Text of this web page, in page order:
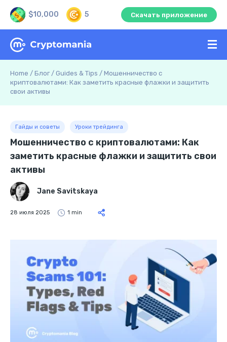
$10,000 5 Скачать приложение
Home / Блог/ Guides & Tips / Мошенничество с
криптовалютами: Как заметить красные флажки и защитить
свои активы
Гайды и советы Уроки трейдинга
Мошенничество с криптовалютами: Как
заметить красные флажки и защитить свои
активы
Jane Savitskaya
28 июля 2025 1 min